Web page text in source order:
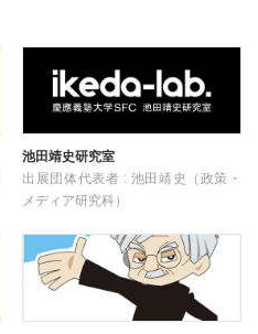
池田靖史研究室
出展団体代表者 : 池田靖史（政策・
メディア研究科）